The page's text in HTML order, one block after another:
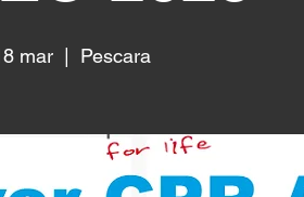
mar Pescara